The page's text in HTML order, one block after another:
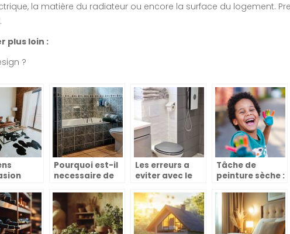
la matière du radiateur ou encore la surface du logement.
plus loin :
?
:
Pourquoi est-il
necessaire de
de bain ?
Les erreurs a
eviter avec le
Tâche de
peinture sèche :
l’enlever ?